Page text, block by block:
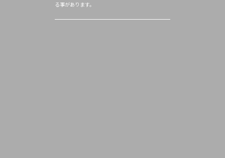
る事があります。